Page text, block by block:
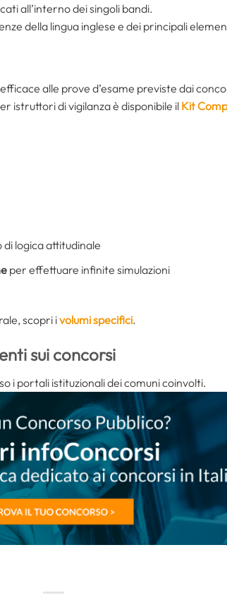
all’interno dei singoli bandi.
della lingua inglese e dei principali
alle prove d’esame previste dai
istruttori di vigilanza è disponibile il Kit
logica attitudinale
per effettuare infinite simulazioni
scopri ivolumi specifici.
sui concorsi
i portali istituzionali dei comuni coinvolti.